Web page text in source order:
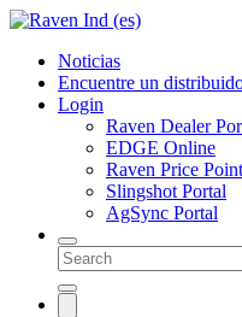
Noticias
Encuentre un
Login
Raven Dealer
EDGE Online
Raven Price Point
Slingshot Portal
AgSync Portal